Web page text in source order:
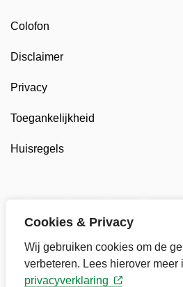
Cookies & Privacy
Wij gebruiken cookies om de
verbeteren. Lees hierover meer
privacyverklaring
Colofon
Disclaimer
Privacy
Toegankelijkheid
Huisregels